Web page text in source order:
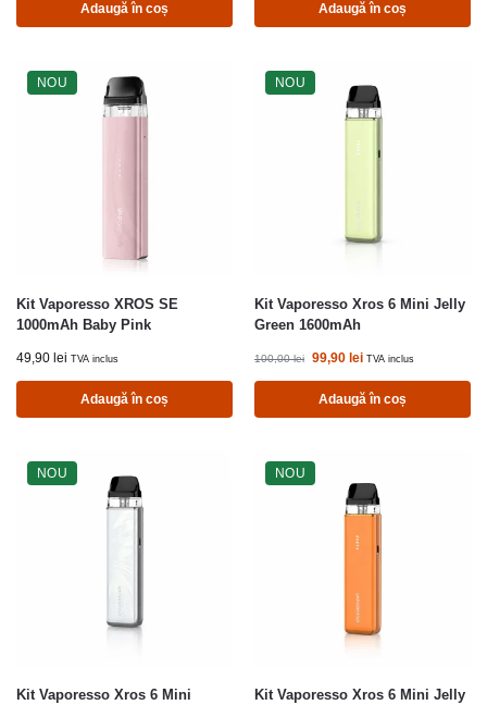
Adaugă în coș Adaugă în coș
NOU
Kit Vaporesso XROS SE
1000mAh Baby Pink
49,90 lei TVA inclus
Adaugă în coș
NOU
Kit Vaporesso Xros 6 Mini Jelly
Green 1600mAh
100,00lei 99,90 lei TVA inclus
Adaugă în coș
NOU
Kit Vaporesso Xros 6 Mini
NOU
Kit Vaporesso Xros 6 Mini Jelly